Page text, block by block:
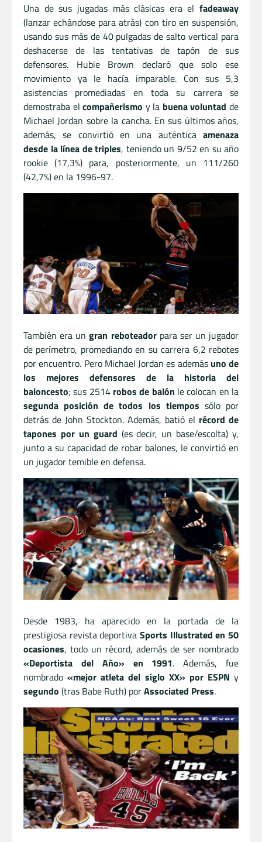
Una de sus jugadas más clásicas era el fadeaway
(lanzar echándose para atrás) con tiro en suspensión,
usando sus más de 40 pulgadas de salto vertical para
deshacerse de las tentativas de tapón de sus
defensores. Hubie Brown declaró que solo ese
movimiento ya le hacía imparable. Con sus 5,3
asistencias promediadas en toda su carrera se
demostraba elcompañerismo y la buena voluntad de
Michael Jordan sobre la cancha. En sus últimos años,
además, se convirtió en una auténtica amenaza
desde la línea de triples, teniendo un 9/52 en su año
rookie (17,3%) para, posteriormente, un 111/260
(42,7%) en la 1996-97.
También era ungran reboteadorpara ser un jugador
de perímetro, promediando en su carrera 6,2 rebotes
por encuentro. Pero Michael Jordan es además uno de
los mejores defensores de la historia del
baloncesto; sus 2514 robos de balón le colocan en la
segunda posición de todos los tiempos sólo por
detrás de John Stockton. Además, batió el récord de
tapones por un guard (es decir, un base/escolta) y,
junto a su capacidad de robar balones, le convirtió en
un jugador temible en defensa.
Desde 1983, ha aparecido en la portada de la
prestigiosa revista deportiva Sports Illustrated en 50
ocasiones, todo un récord, además de ser nombrado
«Deportista del Año» en 1991. Además, fue
nombrado«mejor atleta del siglo XX» por ESPN y
segundo (tras Babe Ruth) porAssociated Press.